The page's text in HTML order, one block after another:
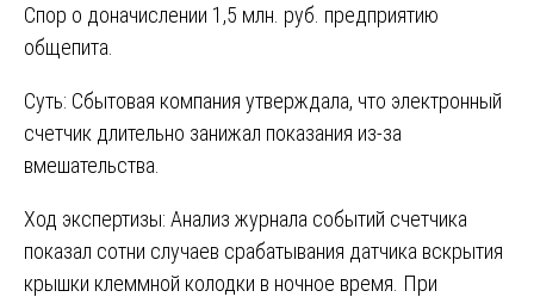
Спор о доначислении 1,5 млн. руб. предприятию
общепита.
Суть: Сбытовая компания утверждала, что электронный
счетчик длительно занижал показания из-за
вмешательства.
Ход экспертизы: Анализ журнала событий счетчика
показал сотни случаев срабатывания датчика вскрытия
крышки клеммной колодки в ночное время. При